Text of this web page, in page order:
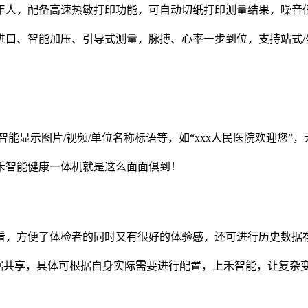
，配备高速热敏打印功能，可自动切纸打印测量结果，噪
、智能加压、引导式测量，脉搏、心率一步到位，支持站
显示图片/视频/单位名称标语等，如“xxx人民医院欢迎您”
能健康一体机就是这么面面俱到！
方便了体检者的同时又有很好的体验感，还可进行历史数
享，具体可根据自身实际需要进行配置，上禾智能，让复杂